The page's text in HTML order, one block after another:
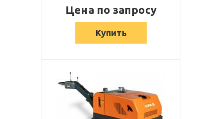
Цена по запросу
Купить